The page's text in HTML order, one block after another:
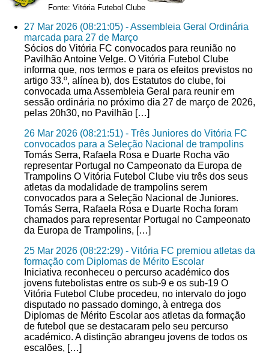
Fonte: Vitória Futebol Clube
27 Mar 2026 (08:21:05) - Assembleia Geral Ordinária
marcada para 27 de Março
Sócios do Vitória FC convocados para reunião no
Pavilhão Antoine Velge. O Vitória Futebol Clube
informa que, nos termos e para os efeitos previstos no
artigo 33.º, alínea b), dos Estatutos do clube, foi
convocada uma Assembleia Geral para reunir em
sessão ordinária no próximo dia 27 de março de 2026,
pelas 20h30, no Pavilhão […]
26 Mar 2026 (08:21:51) - Três Juniores do Vitória FC
convocados para a Seleção Nacional de trampolins
Tomás Serra, Rafaela Rosa e Duarte Rocha vão
representar Portugal no Campeonato da Europa de
Trampolins O Vitória Futebol Clube viu três dos seus
atletas da modalidade de trampolins serem
convocados para a Seleção Nacional de Juniores.
Tomás Serra, Rafaela Rosa e Duarte Rocha foram
chamados para representar Portugal no Campeonato
da Europa de Trampolins, […]
25 Mar 2026 (08:22:29) - Vitória FC premiou atletas da
formação com Diplomas de Mérito Escolar
Iniciativa reconheceu o percurso académico dos
jovens futebolistas entre os sub-9 e os sub-19 O
Vitória Futebol Clube procedeu, no intervalo do jogo
disputado no passado domingo, à entrega dos
Diplomas de Mérito Escolar aos atletas da formação
de futebol que se destacaram pelo seu percurso
académico. A distinção abrangeu jovens de todos os
escalões, […]